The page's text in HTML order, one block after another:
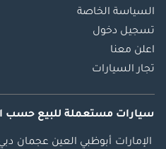
السياسة الخاصة
تسجيل دخول
اعلن معنا
تجار السيارات
سيارات مستعملة للبيع حسب
الإمارات أبوظبي العين عجمان